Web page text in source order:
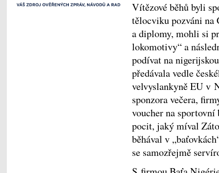
Vítězové běhů byli
tělocviku pozváni na
a diplomy, mohli si
lokomotivy“ a
podívat na
předávala vedle
velvyslankyně EU v
sponzora večera,
voucher na
pocit, jaký míval
běhával v
se samozřejmě